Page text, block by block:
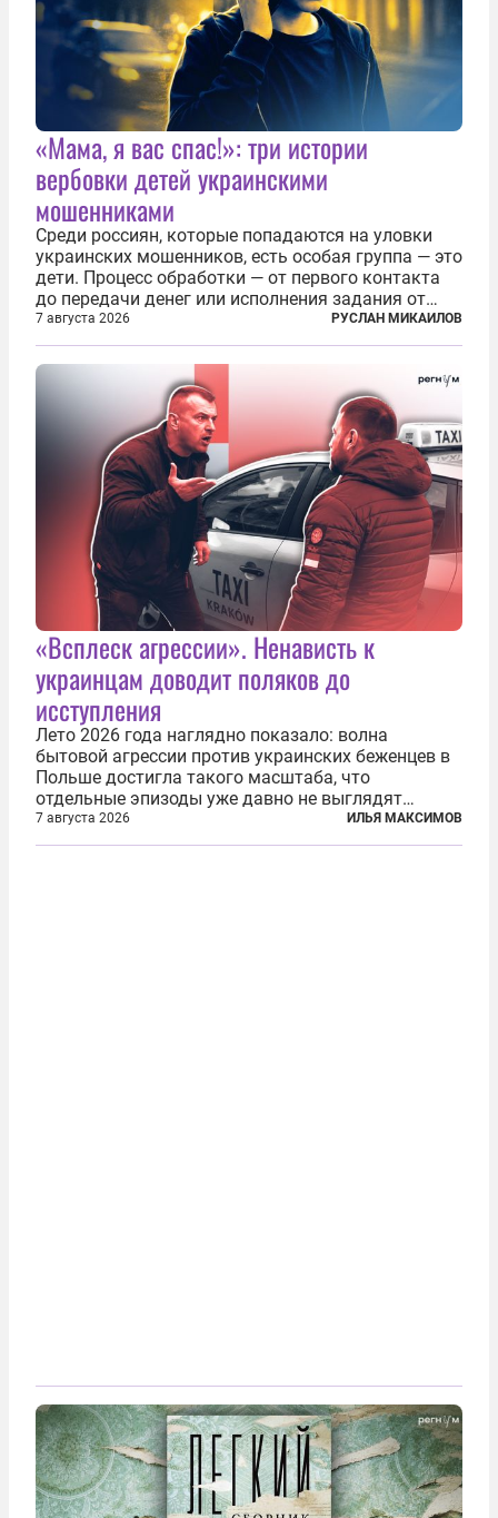
«Мама, я вас спас!»: три истории
вербовки детей украинскими
мошенниками
Среди россиян, которые попадаются на уловки
украинских мошенников, есть особая группа — это
дети. Процесс обработки — от первого контакта
до передачи денег или исполнения задания от
кураторов может занять от двух часов до
нескольких месяцев. Детей превращают в
послушных исполнителей, которые...
7 августа 2026 РУСЛАН МИКАИЛОВ
«Всплеск агрессии». Ненависть к
украинцам доводит поляков до
исступления
Лето 2026 года наглядно показало: волна
бытовой агрессии против украинских беженцев в
Польше достигла такого масштаба, что
отдельные эпизоды уже давно не выглядят
случайными. Поляки, судя по происходящему,
буквально теряют рассудок от ненависти к
7 августа 2026 ИЛЬЯ МАКСИМОВ